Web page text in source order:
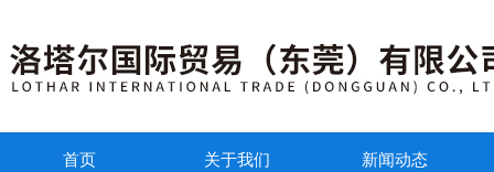
首页 关于我们 新闻动态